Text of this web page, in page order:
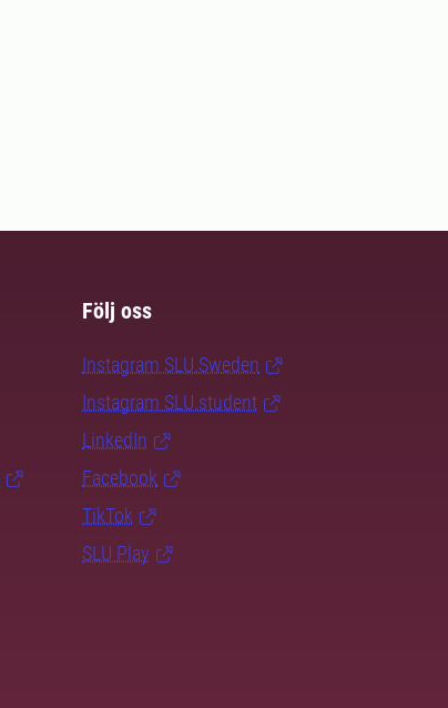
Följ oss
Instagram SLU.Sweden
Instagram SLU.student
LinkedIn
Facebook
TikTok
SLU Play